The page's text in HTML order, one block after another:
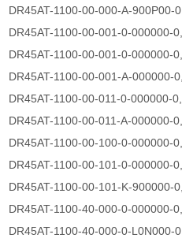
DR45AT-1100-00-000-A-900P00-0,
DR45AT-1100-00-001-0-000000-0,
DR45AT-1100-00-001-0-000000-0,
DR45AT-1100-00-001-A-000000-0,
DR45AT-1100-00-011-0-000000-0,
DR45AT-1100-00-011-A-000000-0,
DR45AT-1100-00-100-0-000000-0,
DR45AT-1100-00-101-0-000000-0,
DR45AT-1100-00-101-K-900000-0,
DR45AT-1100-40-000-0-000000-0,
DR45AT-1100-40-000-0-L0N000-0,